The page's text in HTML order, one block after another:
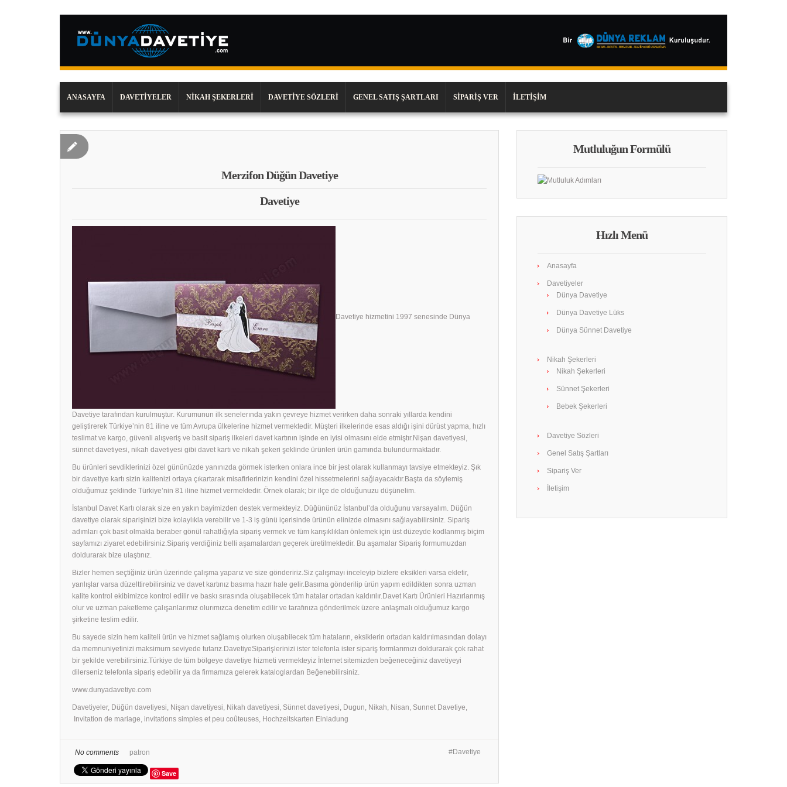
ANASAYFA DAVETIYELER NIKAH ŞEKERLERI DAVETIYE SÖZLERI GENEL SATIŞ ŞARTLARI SIPARIŞ VER İLETIŞIM
Merzifon Düğün Davetiye
Davetiye
Davetiye hizmetini 1997 senesinde Dünya
Davetiye tarafından kurulmuştur. Kurumunun ilk senelerında yakın çevreye hizmet verirken daha sonraki yıllarda kendini
geliştirerek Türkiye’nin 81 iline ve tüm Avrupa ülkelerine hizmet vermektedir. Müşteri ilkelerinde esas aldığı işini dürüst yapma, hızlı
teslimat ve kargo, güvenli alışveriş ve basit sipariş ilkeleri davet kartının işinde en iyisi olmasını elde etmiştır.Nişan davetiyesi,
sünnet davetiyesi, nikah davetiyesi gibi davet kartı ve nikah şekeri şeklinde ürünleri ürün gamında bulundurmaktadır.
Bu ürünleri sevdiklerinizi özel gününüzde yanınızda görmek isterken onlara ince bir jest olarak kullanmayı tavsiye etmekteyiz. Şık
bir davetiye kartı sizin kalitenizi ortaya çıkartarak misafirlerinizin kendini özel hissetmelerini sağlayacaktır.Başta da söylemiş
olduğumuz şeklinde Türkiye’nin 81 iline hizmet vermektedir. Örnek olarak; bir ilçe de olduğunuzu düşünelim.
İstanbul Davet Kartı olarak size en yakın bayimizden destek vermekteyiz. Düğününüz İstanbul’da olduğunu varsayalım. Düğün
davetiye olarak siparişinizi bize kolaylıkla verebilir ve 1-3 iş günü içerisinde ürünün elinizde olmasını sağlayabilirsiniz. Sipariş
adımları çok basit olmakla beraber gönül rahatlığıyla sipariş vermek ve tüm karışıklıkları önlemek için üst düzeyde kodlanmış biçim
sayfamızı ziyaret edebilirsiniz.Sipariş verdiğiniz belli aşamalardan geçerek üretilmektedir. Bu aşamalar Sipariş formumuzdan
doldurarak bize ulaştınız.
Bizler hemen seçtiğiniz ürün üzerinde çalışma yaparız ve size göndeririz.Siz çalışmayı inceleyip bizlere eksikleri varsa ekletir,
yanlışlar varsa düzelttirebilirsiniz ve davet kartınız basıma hazır hale gelir.Basıma gönderilip ürün yapım edildikten sonra uzman
kalite kontrol ekibimizce kontrol edilir ve baskı sırasında oluşabilecek tüm hatalar ortadan kaldırılır.Davet Kartı Ürünleri Hazırlanmış
olur ve uzman paketleme çalışanlarımız olurımızca denetim edilir ve tarafınıza gönderilmek üzere anlaşmalı olduğumuz kargo
şirketine teslim edilir.
Bu sayede sizin hem kaliteli ürün ve hizmet sağlamış olurken oluşabilecek tüm hataların, eksiklerin ortadan kaldırılmasından dolayı
da memnuniyetinizi maksimum seviyede tutarız.DavetiyeSiparişlerinizi ister telefonla ister sipariş formlarımızı doldurarak çok rahat
bir şekilde verebilirsiniz.Türkiye de tüm bölgeye davetiye hizmeti vermekteyiz İnternet sitemizden beğeneceğiniz davetiyeyi
dilerseniz telefonla sipariş edebilir ya da firmamıza gelerek kataloglardan Beğenebilirsiniz.
www.dunyadavetiye.com
Davetiyeler, Düğün davetiyesi, Nişan davetiyesi, Nikah davetiyesi, Sünnet davetiyesi, Dugun, Nikah, Nisan, Sunnet Davetiye,
Invitation de mariage, invitations simples et peu coûteuses, Hochzeitskarten Einladung
Davetiye
No comments patron
Save
Mutluluğun Formülü
Hızlı Menü
Anasayfa
Davetiyeler
Dünya Davetiye
Dünya Davetiye Lüks
Dünya Sünnet Davetiye
Nikah Şekerleri
Nikah Şekerleri
Sünnet Şekerleri
Bebek Şekerleri
Davetiye Sözleri
Genel Satış Şartları
Sipariş Ver
İletişim